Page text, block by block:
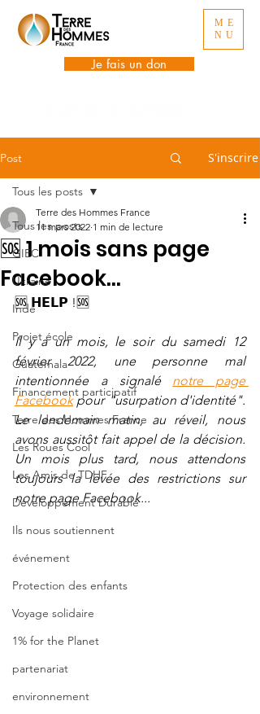
ME
NU
Je fais un don
Post S'inscrire
Tous les posts
GIEC
Ukraine
Inde
Projet école
Guatemala
Financement participatif
Terre des Hommes France
Les Roues Cool
Les Amis de TDHF
Développement Durable
Ils nous soutiennent
événement
Protection des enfants
Voyage solidaire
1% for the Planet
partenariat
environnement
Tous les posts
🆘 1 mois sans page
Facebook...
Terre des Hommes France
11 mars 2022 1 min de lecture
🆘 𝗛𝗘𝗟𝗣 !🆘
Il y a un mois, le soir du samedi 12
février 2022, une personne mal
intentionnée a signalé notre page
Facebook pour "usurpation d'identité".
Le lendemain matin, au réveil, nous
avons aussitôt fait appel de la décision.
Un mois plus tard, nous attendons
toujours la levée des restrictions sur
notre page Facebook...